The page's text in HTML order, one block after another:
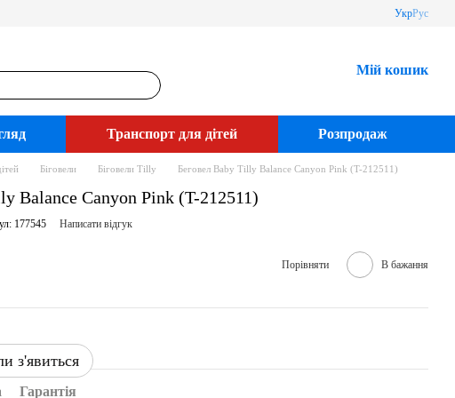
УкрРус
Мій кошик
Транспорт для дітей Розпродаж
Біговели Біговели Tilly Беговел Baby Tilly Balance Canyon Pink (T-212511)
Balance Canyon Pink (T-212511)
177545 Написати відгук
Порівняти В бажання
з'явиться
Гарантія